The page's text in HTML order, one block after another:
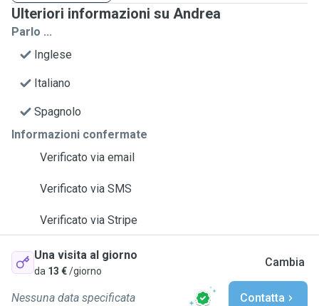
Ulteriori informazioni su Andrea
Parlo ...
Inglese
Italiano
Spagnolo
Informazioni confermate
Verificato via email
Verificato via SMS
Verificato via Stripe
Una visita al giorno
da 13 €/giorno
Cambia
Nessuna data specificata Contatta